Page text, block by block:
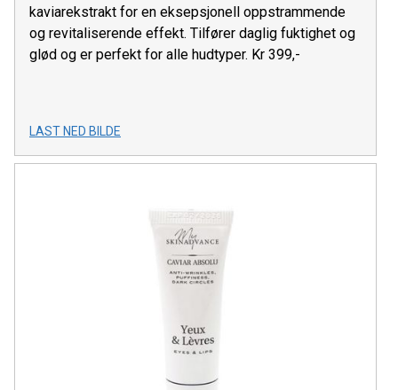
kaviarekstrakt for en eksepsjonell oppstrammende
og revitaliserende effekt. Tilfører daglig fuktighet og
glød og er perfekt for alle hudtyper. Kr 399,-
LAST NED BILDE